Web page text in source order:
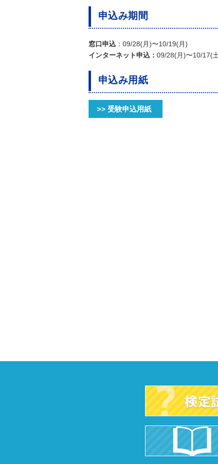
申込み期間
窓口申込 ：09/28(月)〜10/19(月)
インターネット申込： 09/28(月)〜10/17(
申込み用紙
>> 受験申込用紙